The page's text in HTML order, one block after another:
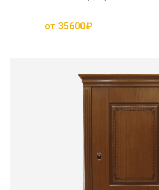
от 35600₽